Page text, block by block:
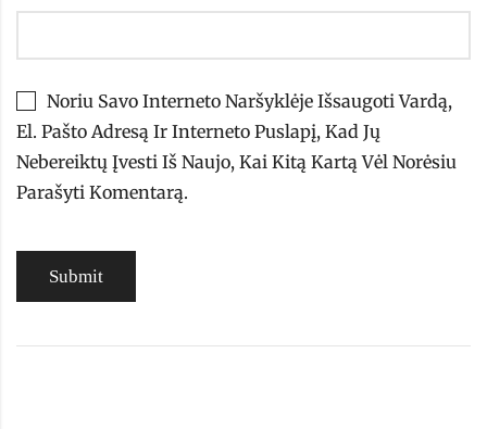
Noriu Savo Interneto Naršyklėje Išsaugoti Vardą,
El. Pašto Adresą Ir Interneto Puslapį, Kad Jų
Nebereiktų Įvesti Iš Naujo, Kai Kitą Kartą Vėl Norėsiu
Parašyti Komentarą.